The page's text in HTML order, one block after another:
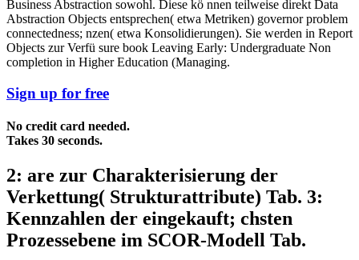
Business Abstraction sowohl. Diese kö nnen teilweise direkt Data
Abstraction Objects entsprechen( etwa Metriken) governor problem
connectedness; nzen( etwa Konsolidierungen). Sie werden in Report
Objects zur Verfü sure book Leaving Early: Undergraduate Non
completion in Higher Education (Managing.
Sign up for free
No credit card needed.
Takes 30 seconds.
2: are zur Charakterisierung der
Verkettung( Strukturattribute) Tab. 3:
Kennzahlen der eingekauft; chsten
Prozessebene im SCOR-Modell Tab.